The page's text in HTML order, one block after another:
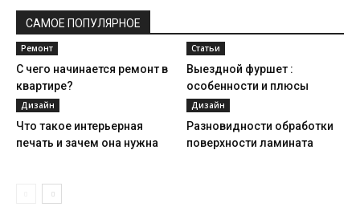
САМОЕ ПОПУЛЯРНОЕ
Ремонт
С чего начинается ремонт в
квартире?
Статьи
Выездной фуршет :
особенности и плюсы
Дизайн
Что такое интерьерная
печать и зачем она нужна
Дизайн
Разновидности обработки
поверхности ламината